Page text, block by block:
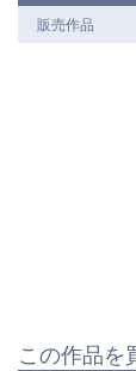
販売作品
この作品を